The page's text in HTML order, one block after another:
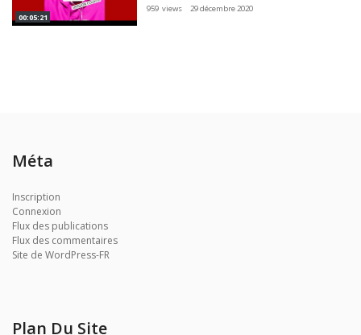
00:05:21
959 views
29 décembre 2020
Méta
Inscription
Connexion
Flux des publications
Flux des commentaires
Site de WordPress-FR
Plan Du Site